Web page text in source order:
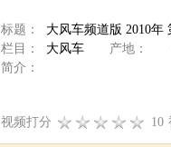
标题：
大风车频道版 2010年
栏目：
大风车 产地：
简介：
视频打分 10